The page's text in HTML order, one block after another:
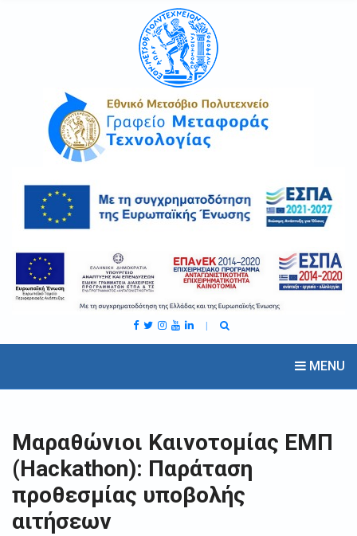
MENU
Μαραθώνιοι Καινοτομίας ΕΜΠ
(Hackathon): Παράταση
προθεσμίας υποβολής
αιτήσεων